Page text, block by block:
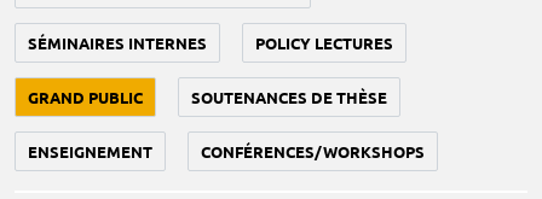
SÉMINAIRES INTERNES POLICY LECTURES
GRAND PUBLIC SOUTENANCES DE THÈSE
ENSEIGNEMENT CONFÉRENCES/WORKSHOPS